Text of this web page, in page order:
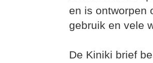
en is ontworpen
gebruik en vele
De Kiniki brief